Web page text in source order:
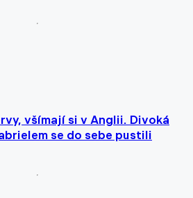
všímají si v Anglii. Divoká
se do sebe pustili